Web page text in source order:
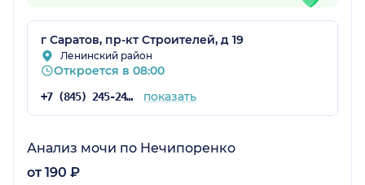
г Саратов, пр-кт Строителей, д 19
Ленинский район
Откроется в 08:00
+7 (845) 245-24-27 показать
Анализ мочи по Нечипоренко
от 190 ₽